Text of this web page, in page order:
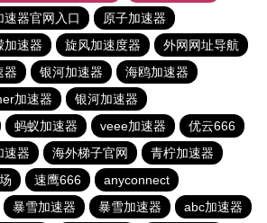
速器官网入口
原子加速器
加速器 旋风加速度器
外网网址导航
器 银河加速器
海鸥加速器
加速器
银河加速器
蚂蚁加速器 veee加速器
优云666
速器 海外梯子官网
青柠加速器
速鹰666
anyconnect
暴雪加速器 暴雪加速器 abc加速器